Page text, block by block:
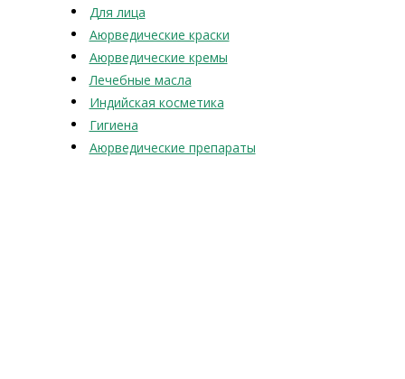
Для лица
Аюрведические краски
Аюрведические кремы
Лечебные масла
Индийская косметика
Гигиена
Аюрведические препараты